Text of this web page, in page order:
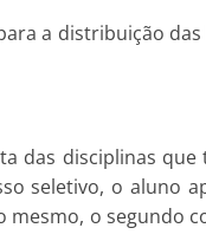
a distribuição
das disciplinas
seletivo, o aluno
o segundo